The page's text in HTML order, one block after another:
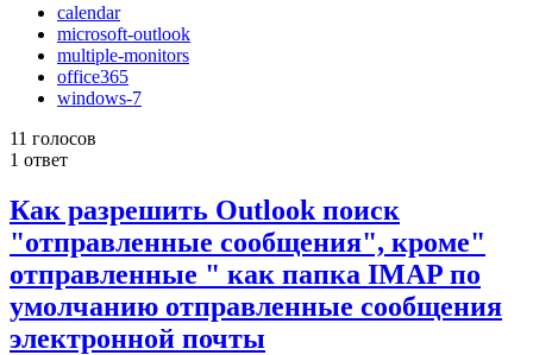
calendar
microsoft-outlook
multiple-monitors
office365
windows-7
11 голосов
1 ответ
Как разрешить Outlook поиск
"отправленные сообщения", кроме"
отправленные " как папка IMAP по
умолчанию отправленные сообщения
электронной почты